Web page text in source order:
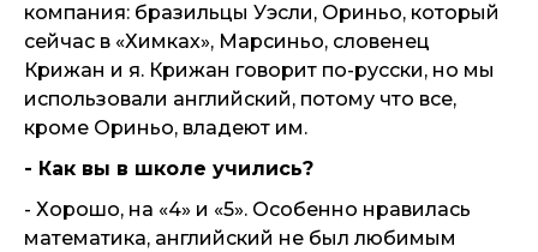
компания: бразильцы Уэсли, Ориньо, который
сейчас в «Химках», Марсиньо, словенец
Крижан и я. Крижан говорит по-русски, но мы
использовали английский, потому что все,
кроме Ориньо, владеют им.
- Как вы в школе учились?
- Хорошо, на «4» и «5». Особенно нравилась
математика, английский не был любимым